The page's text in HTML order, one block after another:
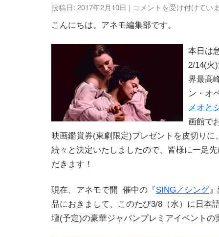
投稿日: 2017年2月10日 | コメントを受け付けてい
こんにちは。アネモ編集部です。
本日は
2/14(火
界最高
ン・オ
メオと
画館で
映画鑑賞券(東劇限定)プレゼントを皮切りに
続々と決定いたしましたので、皆様に一足
だきます！
現在、アネモで開 催中の『SING／シング
品におきまして、このたび3/8（水）に日本
壇(予定)の豪華ジャパンプレミアイベントの